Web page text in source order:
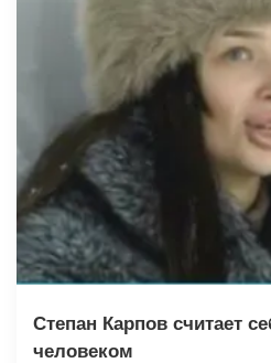
Степан Карпов считает
человеком